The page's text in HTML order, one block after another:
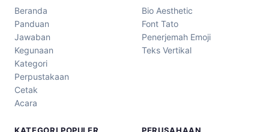
Beranda
Panduan
Jawaban
Kegunaan
Kategori
Perpustakaan
Cetak
Acara
Bio Aesthetic
Font Tato
Penerjemah Emoji
Teks Vertikal
KATEGORI POPULER PERUSAHAAN